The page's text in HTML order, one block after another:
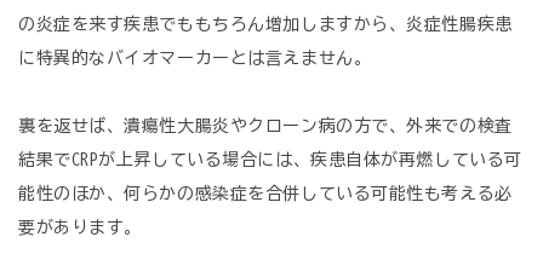
の炎症を来す疾患でももちろん増加しますから、炎症性腸疾患
に特異的なバイオマーカーとは言えません。
裏を返せば、潰瘍性大腸炎やクローン病の方で、外来での検査
結果でCRPが上昇している場合には、疾患自体が再燃している可
能性のほか、何らかの感染症を合併している可能性も考える必
要があります。